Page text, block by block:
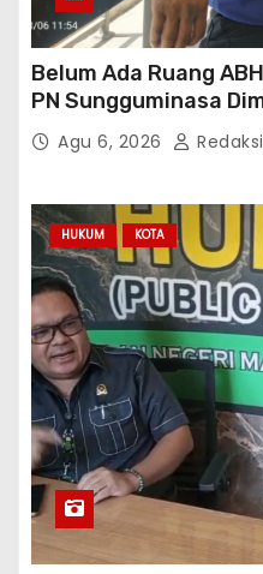
Belum Ada Ruang
PN Sungguminasa
PublikAgu 6, 2026
HUKUM KOTA